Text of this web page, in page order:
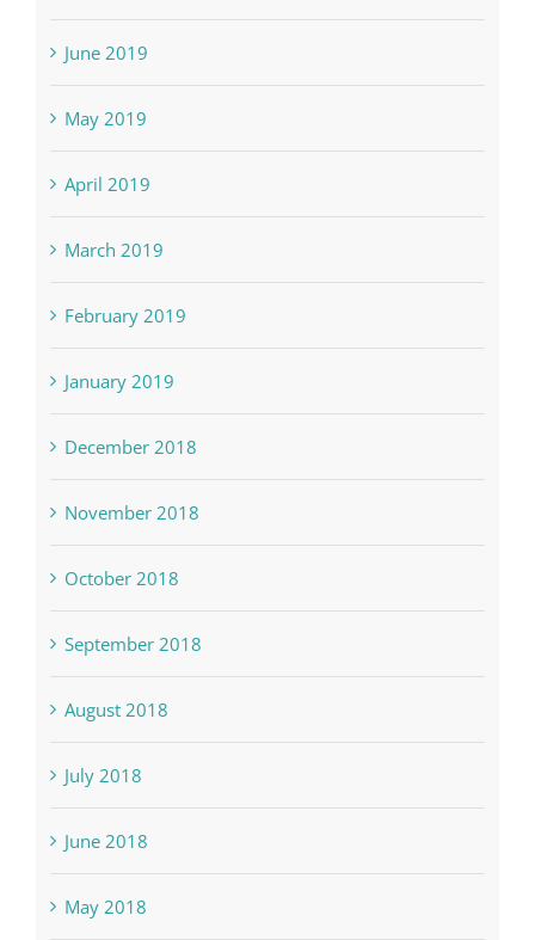
June 2019
May 2019
April 2019
March 2019
February 2019
January 2019
December 2018
November 2018
October 2018
September 2018
August 2018
July 2018
June 2018
May 2018